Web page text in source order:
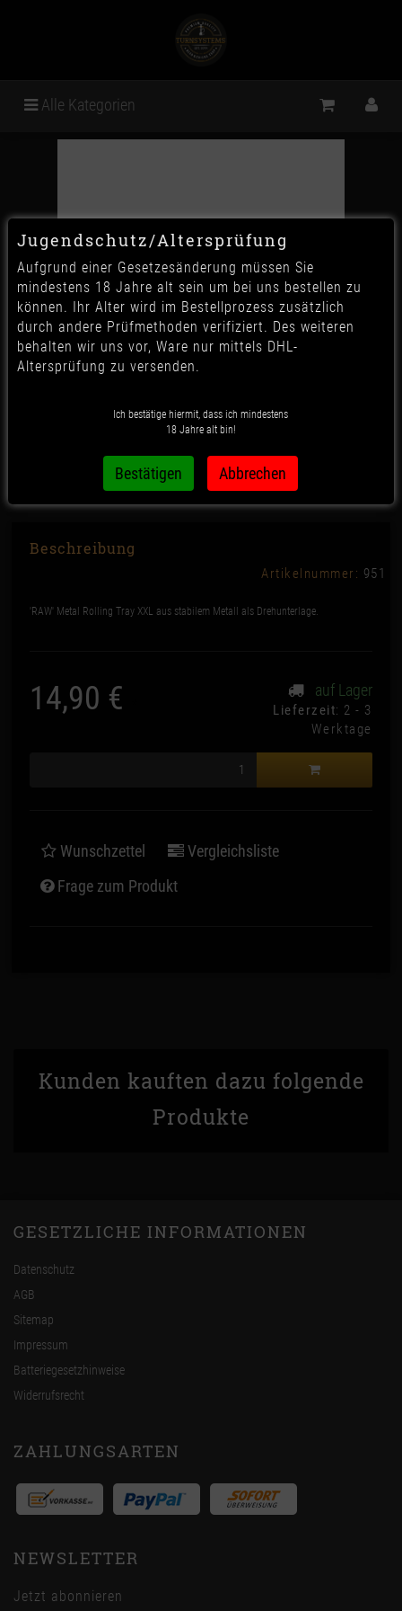
Alle Kategorien
RAW Metal Rolling Tray XXL
Beschreibung
Artikelnummer: 951
'RAW' Metal Rolling Tray XXL aus stabilem Metall als Drehunterlage.
14,90 € auf Lager
Lieferzeit: 2 - 3
Werktage
Wunschzettel
Vergleichsliste
Frage zum Produkt
Kunden kauften dazu folgende
Produkte
GESETZLICHE INFORMATIONEN
Datenschutz
AGB
Sitemap
Impressum
Batteriegesetzhinweise
Widerrufsrecht
ZAHLUNGSARTEN
NEWSLETTER
Jetzt abonnieren
Jugendschutz/Altersprüfung
Aufgrund einer Gesetzesänderung müssen Sie
mindestens 18 Jahre alt sein um bei uns bestellen zu
können. Ihr Alter wird im Bestellprozess zusätzlich
durch andere Prüfmethoden verifiziert. Des weiteren
behalten wir uns vor, Ware nur mittels DHL-
Altersprüfung zu versenden.
Ich bestätige hiermit, dass ich mindestens
18 Jahre alt bin!